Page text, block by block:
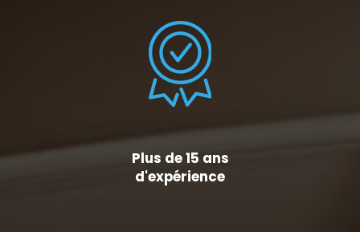
Plus de 15 ans
d'expérience